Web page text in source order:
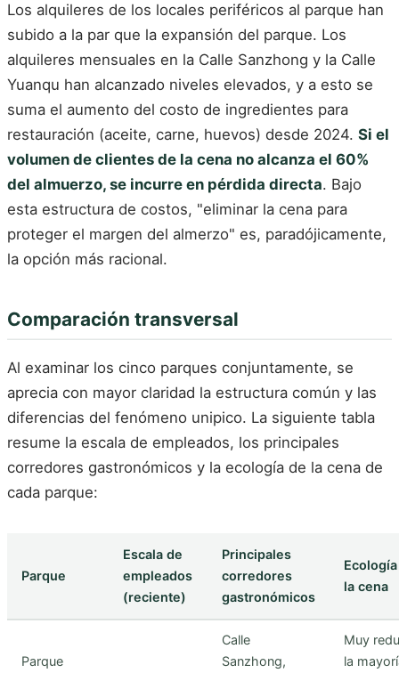
Los alquileres de los locales periféricos al parque han
subido a la par que la expansión del parque. Los
alquileres mensuales en la Calle Sanzhong y la Calle
Yuanqu han alcanzado niveles elevados, y a esto se
suma el aumento del costo de ingredientes para
restauración (aceite, carne, huevos) desde 2024. Si el
volumen de clientes de la cena no alcanza el 60%
del almuerzo, se incurre en pérdida directa. Bajo
esta estructura de costos, "eliminar la cena para
proteger el margen del almerzo" es, paradójicamente,
la opción más racional.
Comparación transversal
Al examinar los cinco parques conjuntamente, se
aprecia con mayor claridad la estructura común y las
diferencias del fenómeno unipico. La siguiente tabla
resume la escala de empleados, los principales
corredores gastronómicos y la ecología de la cena de
cada parque:
Parque
Escala de
empleados
(reciente)
Principales
corredores
gastronómicos
la cena
Parque
Calle
Sanzhong,
Muy
la